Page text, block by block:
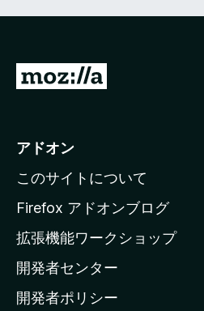
M
i
l
a
ホ
ー
ム
アドオン
このサイトについて
Firefox アドオンブログ
拡張機能ワークショップ
開発者センター
開発者ポリシー